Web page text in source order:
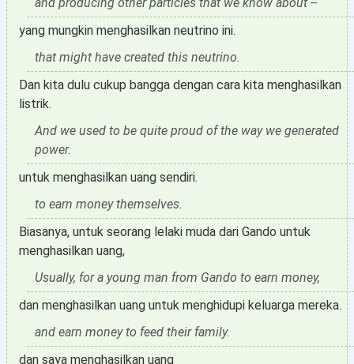
yang mungkin menghasilkan neutrino ini.
that might have created this neutrino.
Dan kita dulu cukup bangga dengan cara kita menghasilkan
listrik.
And we used to be quite proud of the way we generated
power.
untuk menghasilkan uang sendiri.
to earn money themselves.
Biasanya, untuk seorang lelaki muda dari Gando untuk
menghasilkan uang,
Usually, for a young man from Gando to earn money,
dan menghasilkan uang untuk menghidupi keluarga mereka.
and earn money to feed their family.
dan saya menghasilkan uang